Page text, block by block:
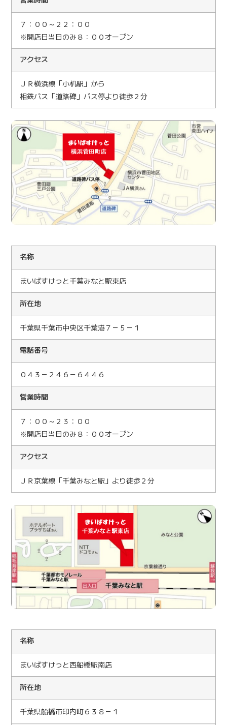
７：００～２２：００
※開店日当日のみ８：００オープン
アクセス
ＪＲ横浜線「小机駅」から
相鉄バス「道路碑」バス停より徒歩２分
名称
まいばすけっと千葉みなと駅東店
所在地
千葉県千葉市中央区千葉港７－５－１
電話番号
０４３－２４６－６４４６
営業時間
７：００～２３：００
※開店日当日のみ８：００オープン
アクセス
ＪＲ京葉線「千葉みなと駅」より徒歩２分
名称
まいばすけっと西船橋駅南店
所在地
千葉県船橋市印内町６３８－１